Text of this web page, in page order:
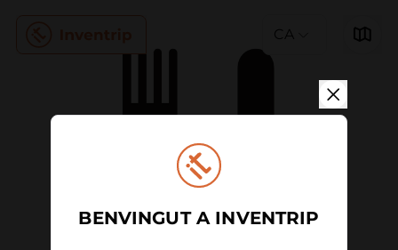
CA
BENVINGUT A INVENTRIP